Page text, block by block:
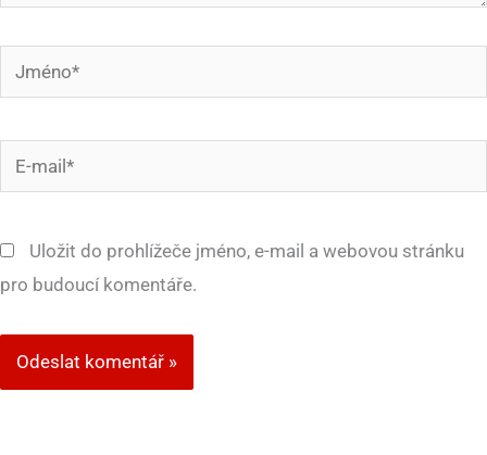
Jméno*
mail*
Uložit do prohlížeče jméno, e-mail a webovou stránku
pro budoucí komentáře.